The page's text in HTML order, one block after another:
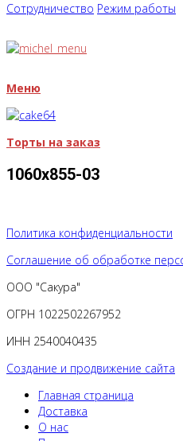
Сотрудничество Режим работы
Меню
Торты на заказ
1060х855-03
Политика конфиденциальности
Соглашение об обработке
ООО "Сакура"
ОГРН 1022502267952
ИНН 2540040435
Создание и продвижение сайта
Главная страница
Доставка
О нас